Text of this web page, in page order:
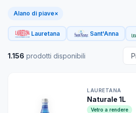
Alano di piave×
Lauretana Sant'Anna
1.156 prodotti disponibili
LAURETANA
Naturale 1L
Vetro a rendere